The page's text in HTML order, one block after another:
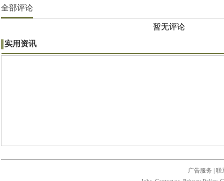
全部评论
暂无评论
实用资讯
广告服务
联